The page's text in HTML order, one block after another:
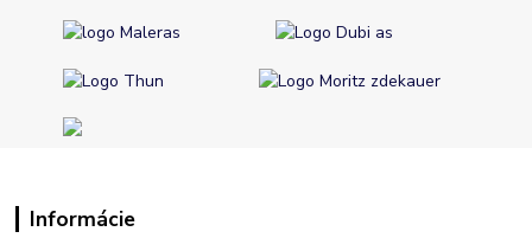
Informácie